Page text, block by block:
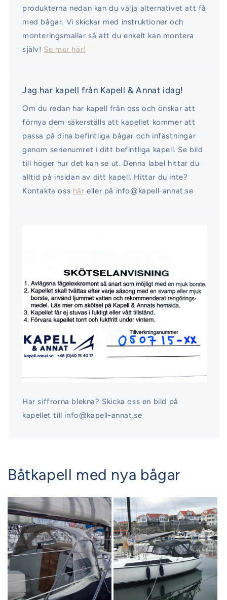
produkterna nedan kan du välja alternativet att få
med bågar. Vi skickar med instruktioner och
monteringsmallar så att du enkelt kan montera
själv! Se mer här!
Jag har kapell från Kapell & Annat idag!
Om du redan har kapell från oss och önskar att
förnya dem säkerställs att kapellet kommer att
passa på dina befintliga bågar och infästningar
genom serienumret i ditt befintliga kapell. Se bild
till höger hur det kan se ut. Denna label hittar du
alltid på insidan av ditt kapell. Hittar du inte?
Kontakta oss här eller på info@kapell-annat.se
Har siffrorna blekna? Skicka oss en bild på
kapellet till info@kapell-annat.se
Båtkapell med nya bågar